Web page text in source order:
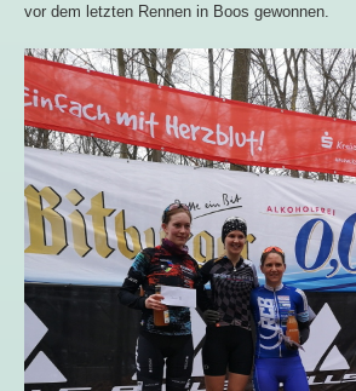
vor dem letzten Rennen in Boos gewonnen.